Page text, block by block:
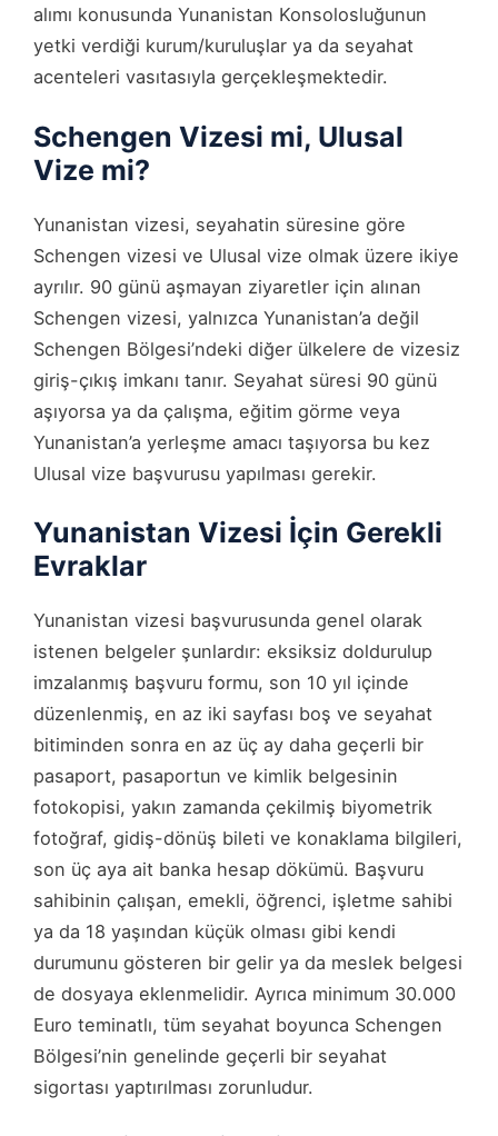
alımı konusunda Yunanistan Konsolosluğunun
yetki verdiği kurum/kuruluşlar ya da seyahat
acenteleri vasıtasıyla gerçekleşmektedir.
Schengen Vizesi mi, Ulusal
Vize mi?
Yunanistan vizesi, seyahatin süresine göre
Schengen vizesi ve Ulusal vize olmak üzere ikiye
ayrılır. 90 günü aşmayan ziyaretler için alınan
Schengen vizesi, yalnızca Yunanistan’a değil
Schengen Bölgesi’ndeki diğer ülkelere de vizesiz
giriş-çıkış imkanı tanır. Seyahat süresi 90 günü
aşıyorsa ya da çalışma, eğitim görme veya
Yunanistan’a yerleşme amacı taşıyorsa bu kez
Ulusal vize başvurusu yapılması gerekir.
Yunanistan Vizesi İçin Gerekli
Evraklar
Yunanistan vizesi başvurusunda genel olarak
istenen belgeler şunlardır: eksiksiz doldurulup
imzalanmış başvuru formu, son 10 yıl içinde
düzenlenmiş, en az iki sayfası boş ve seyahat
bitiminden sonra en az üç ay daha geçerli bir
pasaport, pasaportun ve kimlik belgesinin
fotokopisi, yakın zamanda çekilmiş biyometrik
fotoğraf, gidiş-dönüş bileti ve konaklama bilgileri,
son üç aya ait banka hesap dökümü. Başvuru
sahibinin çalışan, emekli, öğrenci, işletme sahibi
ya da 18 yaşından küçük olması gibi kendi
durumunu gösteren bir gelir ya da meslek belgesi
de dosyaya eklenmelidir. Ayrıca minimum 30.000
Euro teminatlı, tüm seyahat boyunca Schengen
Bölgesi’nin genelinde geçerli bir seyahat
sigortası yaptırılması zorunludur.